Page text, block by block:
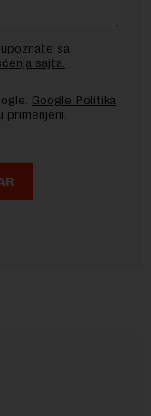
sa
sajta.
Google Politika
primenjeni.